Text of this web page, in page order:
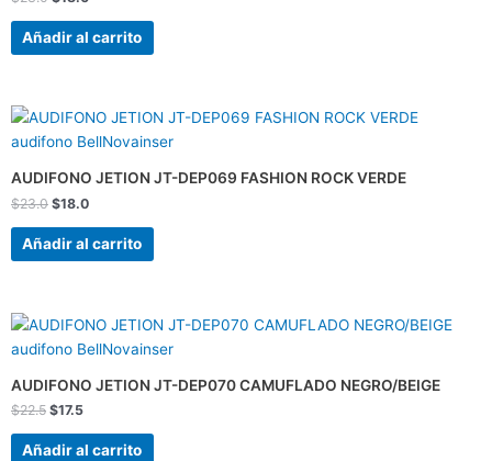
Añadir al carrito
AUDIFONO JETION JT-DEP069 FASHION ROCK VERDE
$23.0
El
original
$23.0.
$18.0
El
actual
$18.0.
Añadir al carrito
AUDIFONO JETION JT-DEP070 CAMUFLADO NEGRO/BEIGE
$22.5
El
original
$22.5.
$17.5
El
precio
actual
$17.5.
Añadir al carrito